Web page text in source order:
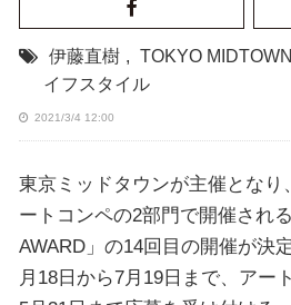
伊藤直樹 , TOKYO
イフスタイル
2021/3/4 12:00
東京ミッドタウンが主催となり
ートコンペの2部門で開催され
AWARD」の14回目の開催が決
月18日から7月19日まで、アー